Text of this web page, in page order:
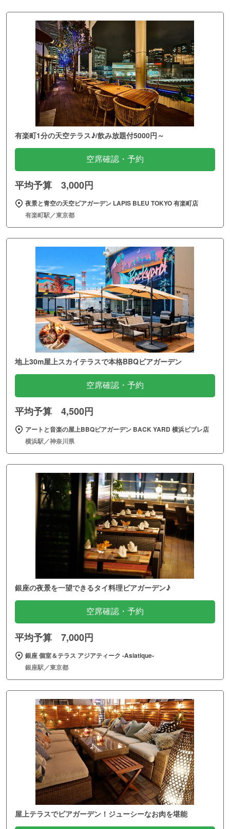
有楽町1分の天空テラス♪/飲み放題付5000円～
空席確認・予約
平均予算 3,000円
夜景と青空の天空ビアガーデン LAPIS BLEU TOKYO 有楽町店
有楽町駅／東京都
地上30m屋上スカイテラスで本格BBQビアガーデン
空席確認・予約
平均予算 4,500円
アートと音楽の屋上BBQビアガーデン BACK YARD 横浜ビブレ店
横浜駅／神奈川県
銀座の夜景を一望できるタイ料理ビアガーデン♪
空席確認・予約
平均予算 7,000円
銀座 個室＆テラス アジアティーク ‐Asiatique‐
銀座駅／東京都
屋上テラスでビアガーデン！ジューシーなお肉を堪能